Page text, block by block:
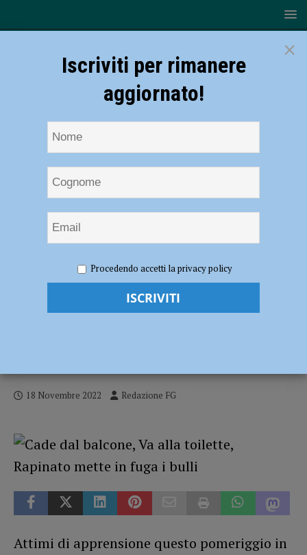
coltello in mano grida contro i passanti in piazza Sant’Antonino, donna
fermata dalla polizia
Con un coltello in mano grida contro i
18 Novembre 2022 Redazione FG
Attimi di apprensione questo pomeriggio in
×
Iscriviti per rimanere
aggiornato!
Procedendo accetti la privacy policy